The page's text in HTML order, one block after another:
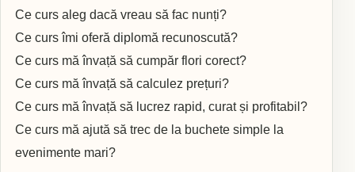
Ce curs aleg dacă vreau să fac nunți?
Ce curs îmi oferă diplomă recunoscută?
Ce curs mă învață să cumpăr flori corect?
Ce curs mă învață să calculez prețuri?
Ce curs mă învață să lucrez rapid, curat și profitabil?
Ce curs mă ajută să trec de la buchete simple la
evenimente mari?